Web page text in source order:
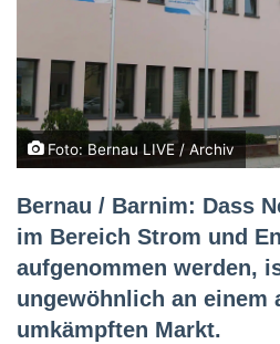
Foto: Bernau LIVE / Archiv
Bernau / Barnim: Dass
im Bereich Strom und
aufgenommen werden,
ungewöhnlich an einem
umkämpften Markt.